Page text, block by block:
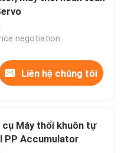
negotiation.
Liên hệ chúng tôi
cụ Máy thổi khuôn tự
PP Accumulator